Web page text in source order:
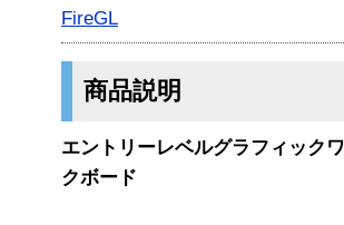
FireGL
商品説明
エントリーレベルグラフィック
クボード